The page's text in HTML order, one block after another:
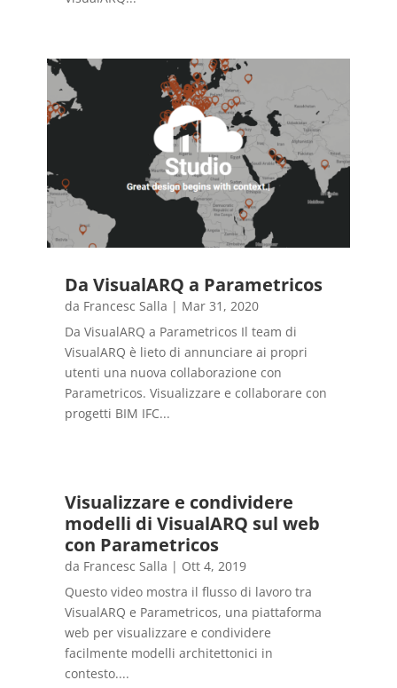
Da VisualARQ a Parametricos
da Francesc Salla | Mar 31, 2020
Da VisualARQ a Parametricos Il team di
VisualARQ è lieto di annunciare ai propri
utenti una nuova collaborazione con
Parametricos. Visualizzare e collaborare con
progetti BIM IFC...
Visualizzare e condividere
modelli di VisualARQ sul web
con Parametricos
da Francesc Salla | Ott 4, 2019
Questo video mostra il flusso di lavoro tra
VisualARQ e Parametricos, una piattaforma
web per visualizzare e condividere
facilmente modelli architettonici in
contesto....